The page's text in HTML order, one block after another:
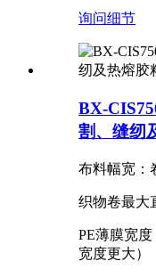
询问细节
BX-
割、缝纫
布料幅宽：
织物卷最大
PE薄膜宽度
宽度更大）